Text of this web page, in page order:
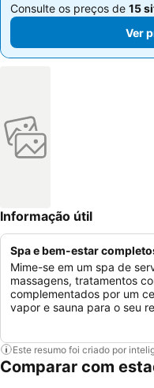
Consulte os preços de 15
Consulte os preços de 15
Ver
Informação útil
Spa e bem-estar
Mime-se em um spa de
massagens, tratamentos
complementados por um
vapor e sauna para o seu
Este resumo foi criado por
Comparar com